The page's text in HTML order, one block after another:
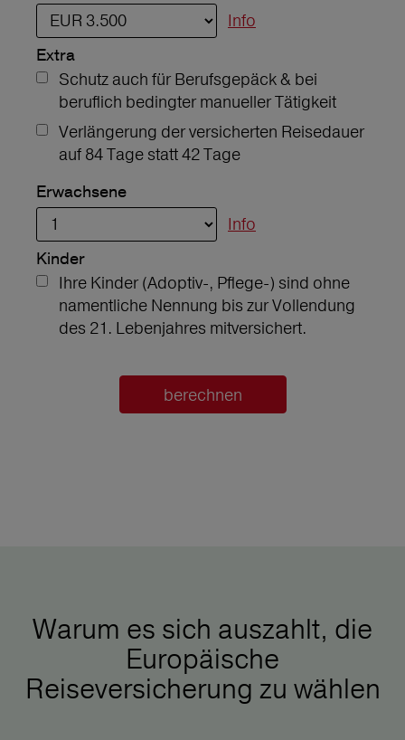
Info
Extra
Schutz auch für Berufsgepäck & bei
beruflich bedingter manueller Tätigkeit
Verlängerung der versicherten Reisedauer
auf 84 Tage statt 42 Tage
Erwachsene
Info
Kinder
Ihre Kinder (Adoptiv-, Pflege-) sind ohne
namentliche Nennung bis zur Vollendung
des 21. Lebenjahres mitversichert.
berechnen
Warum es sich auszahlt, die
Europäische
Reiseversicherung zu wählen